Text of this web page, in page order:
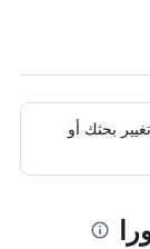
بحثك أو